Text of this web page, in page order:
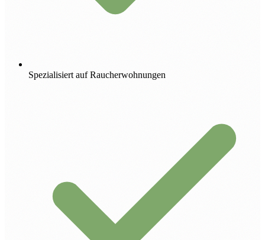
Spezialisiert auf Raucherwohnungen